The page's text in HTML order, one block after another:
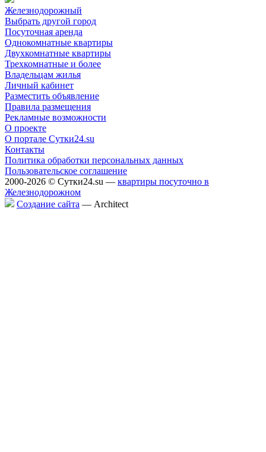
Железнодорожный
Выбрать другой город
Посуточная аренда
Однокомнатные квартиры
Двухкомнатные квартиры
Трехкомнатные и более
Владельцам жилья
Личный кабинет
Разместить объявление
Правила размещения
Рекламные возможности
О проекте
О портале Сутки24.su
Контакты
Политика обработки персональных данных
Пользовательское соглашение
2000-2026 © Сутки24.su — квартиры посуточно в
Железнодорожном
Создание сайта — Аrchitect